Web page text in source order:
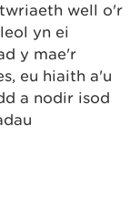
well o'r
yn ei
y mae'r
eu hiaith a'u
a nodir isod